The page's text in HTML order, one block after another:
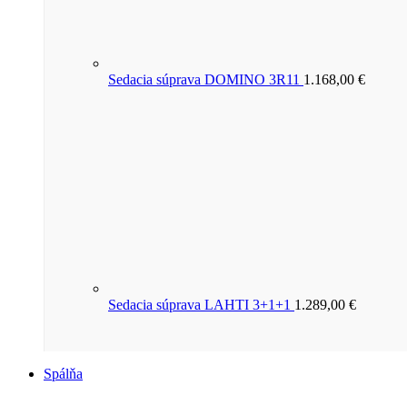
Sedacia súprava DOMINO 3R11 1.168,00 €
Sedacia súprava LAHTI 3+1+1 1.289,00 €
Spálňa